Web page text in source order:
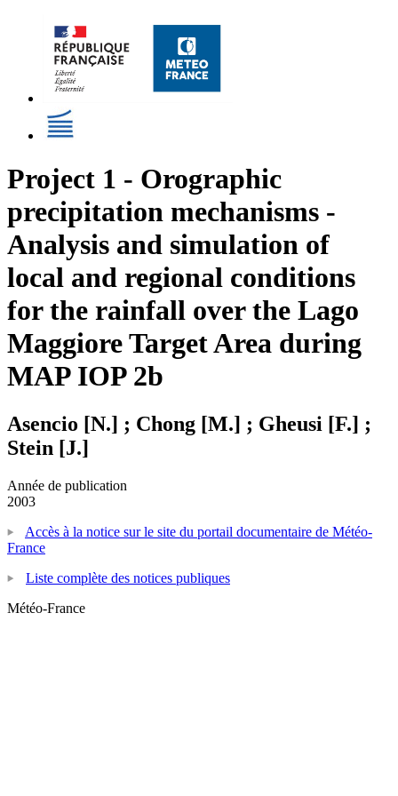
Project 1 - Orographic
precipitation mechanisms -
Analysis and simulation of
local and regional conditions
for the rainfall over the Lago
Maggiore Target Area during
MAP IOP 2b
Asencio [N.] ; Chong [M.] ; Gheusi [F.] ;
Stein [J.]
Année de publication
2003
Accès à la notice sur le site du portail documentaire de Météo-
France
Liste complète des notices publiques
Météo-France